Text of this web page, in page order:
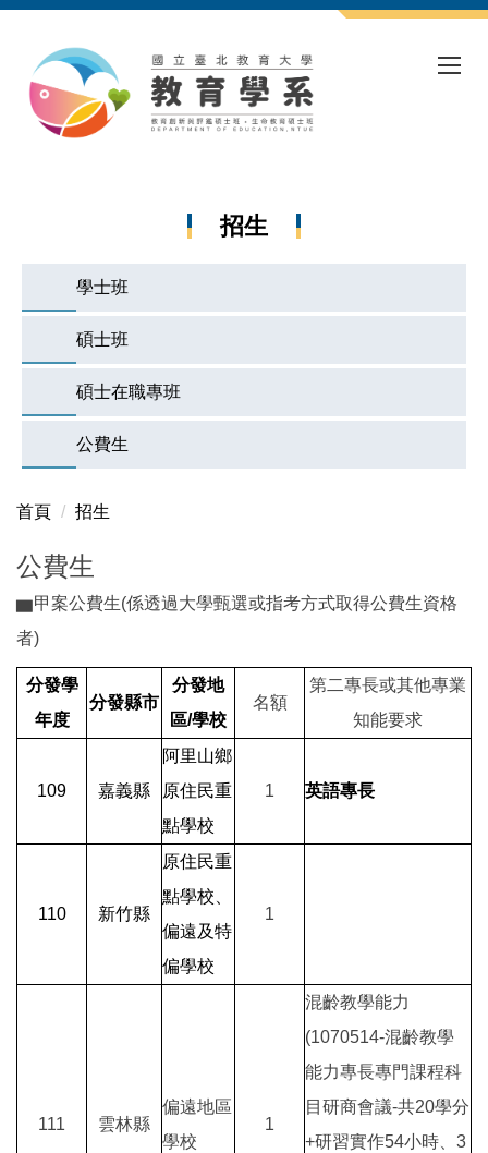
招生
學士班
碩士班
碩士在職專班
公費生
首頁 招生
公費生
▆甲案公費生(係透過大學甄選或指考方式取得公費生資格
者)
分發學
年度
分發縣市
分發地
區/學校
名額
第二專長或其他專業
知能要求
109 嘉義縣
阿里山鄉
原住民重
點學校
1 英語專長
110 新竹縣
原住民重
點學校、
偏遠及特
偏學校
1
111 雲林縣
偏遠地區
學校
1
混齡教學能力
(1070514-混齡教學
能力專長專門課程科
目研商會議-共20學分
+研習實作54小時、3